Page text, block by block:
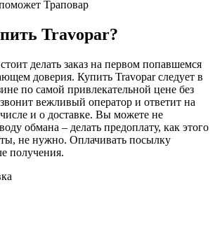
Travopar?
делать заказ на первом попавшемся
доверия. Купить Travopar следует в
по самой привлекательной цене без
вежливый оператор и ответит на
и о доставке. Вы можете не
обмана – делать предоплату, как этого
не нужно. Оплачивать посылку
получения.